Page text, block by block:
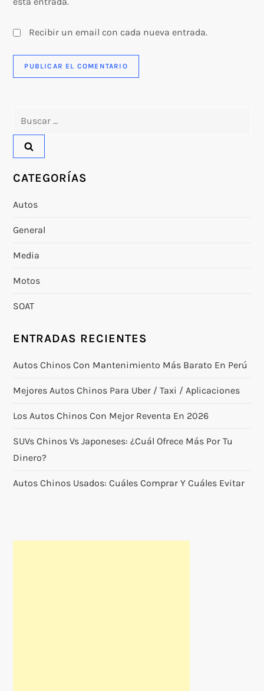
s
Recibir un email con cada nueva entrada.
CATEGORÍAS
Autos
General
Media
Motos
SOAT
ENTRADAS RECIENTES
Autos Chinos Con Mantenimiento Más Barato En Perú
Mejores Autos Chinos Para Uber / Taxi / Aplicaciones
Los Autos Chinos Con Mejor Reventa En 2026
SUVs Chinos Vs Japoneses: ¿cuál Ofrece Más Por Tu
Dinero?
Autos Chinos Usados: Cuáles Comprar Y Cuáles Evitar